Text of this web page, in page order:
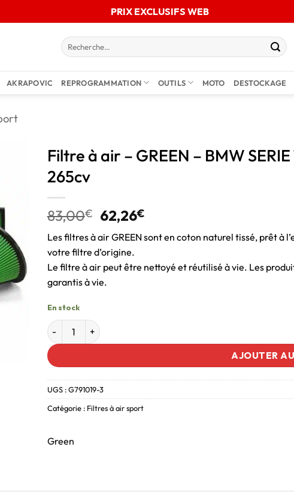
PRIX EXCLUSIFS WEB
AKRAPOVIC REPROGRAMMATION OUTILS MOTO DESTOCKAGE
Filtre à air – GREEN – BMW
265cv
83,00€ 62,26€
Les filtres à air GREEN sont en coton naturel tissé, prêt à
votre filtre d’origine.
Le filtre à air peut être nettoyé et réutilisé à vie. Les
garantis à vie.
En stock
AJOUTER
UGS :G791019-3
Catégorie : Filtres à air sport
Green